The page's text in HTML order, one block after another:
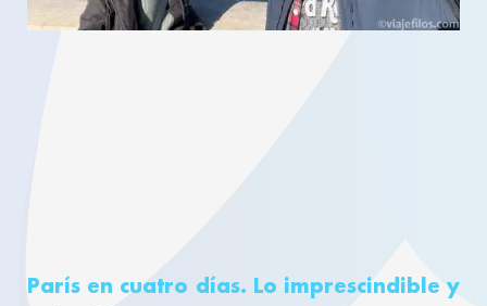
París en cuatro días. Lo imprescindible y